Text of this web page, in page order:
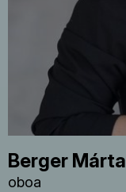
Berger Márta
oboa